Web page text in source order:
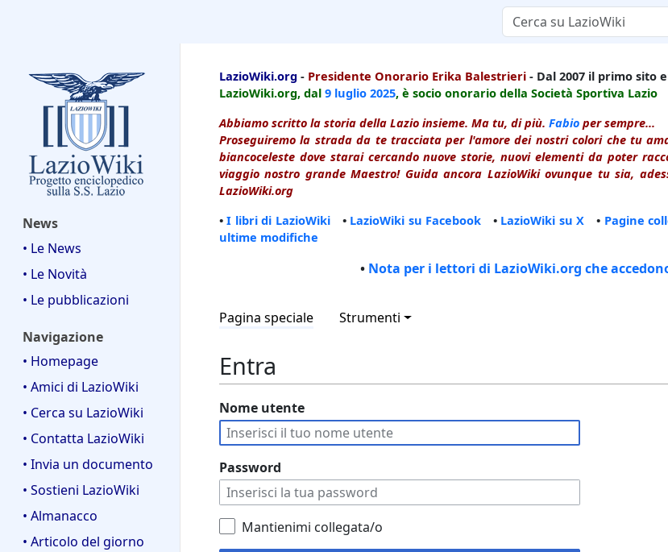
News
• Le News
• Le Novità
• Le pubblicazioni
Navigazione
• Homepage
• Amici di LazioWiki
• Cerca su LazioWiki
• Contatta LazioWiki
• Invia un documento
• Sostieni LazioWiki
• Almanacco
• Articolo del giorno
LazioWiki.org - Presidente Onorario Erika Balestrieri - Dal 2007 il primo sito
LazioWiki.org, dal 9 luglio 2025, è socio onorario della Società Sportiva Lazio
Abbiamo scritto la storia della Lazio insieme. Ma tu, di più. Fabio per sempre...
Proseguiremo la strada da te tracciata per l'amore dei nostri colori che tu
biancoceleste dove starai cercando nuove storie, nuovi elementi da poter
viaggio nostro grande Maestro! Guida ancora LazioWiki ovunque tu sia,
LazioWiki.org
•I libri di LazioWiki• LazioWiki su Facebook • LazioWiki su X • Pagine
ultime modifiche
• Nota per i lettori di LazioWiki.org che
Pagina speciale Strumenti
Entra
Nome utente
Password
Mantienimi collegata/o